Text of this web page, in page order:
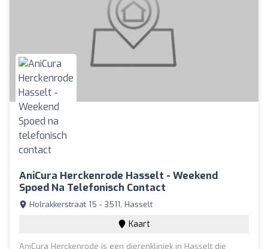
AniCura Herckenrode Hasselt - Weekend
Spoed Na Telefonisch Contact
Holrakkerstraat 15 - 3511, Hasselt
Kaart
AniCura Herckenrode is een dierenkliniek in Hasselt die